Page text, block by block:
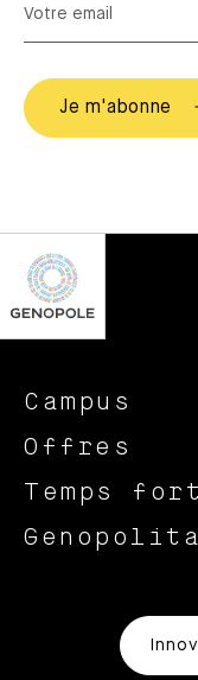
Campus
Offres
Temps